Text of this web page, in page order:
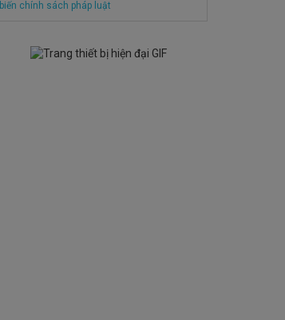
biến chính sách pháp luật